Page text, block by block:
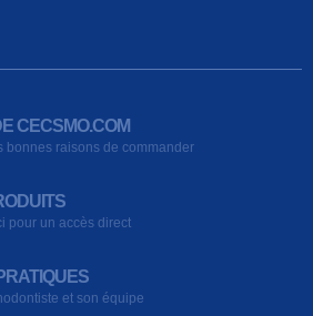
CECSMO.COM
bonnes raisons de commander
pour un accès direct
et son équipe